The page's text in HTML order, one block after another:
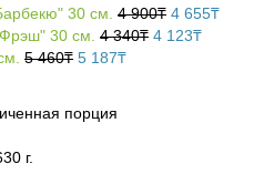
30 см. 4 900₸ 4 655₸
30 см. 4 340₸ 4 123₸
5 460₸ 5 187₸
порция
г.